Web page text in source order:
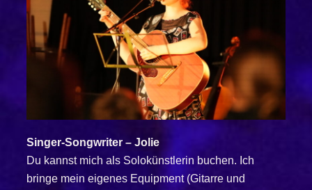
Singer-Songwriter – Jolie
Du kannst mich als Solokünstlerin buchen. Ich
bringe mein eigenes Equipment (Gitarre und